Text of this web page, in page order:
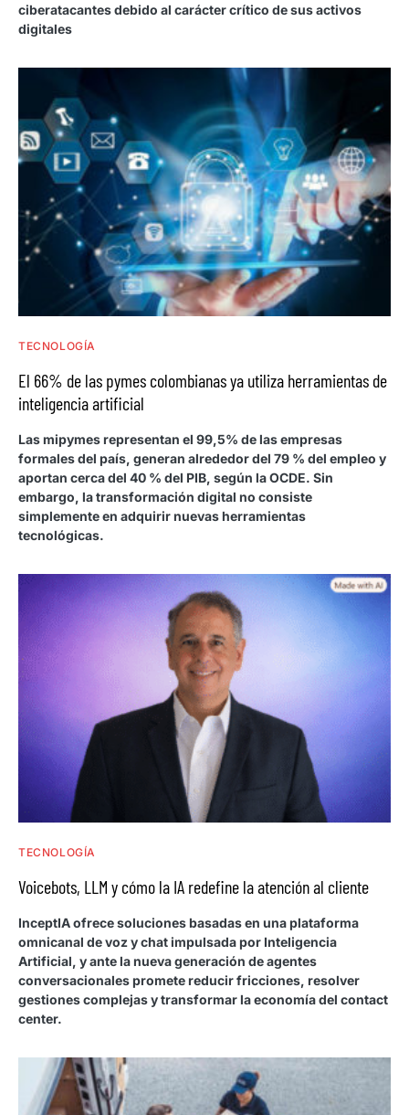
ciberatacantes debido al carácter crítico de sus activos
digitales
TECNOLOGÍA
El 66% de las pymes colombianas ya utiliza herramientas de
inteligencia artificial
Las mipymes representan el 99,5% de las empresas
formales del país, generan alrededor del 79 % del empleo y
aportan cerca del 40 % del PIB, según la OCDE. Sin
embargo, la transformación digital no consiste
simplemente en adquirir nuevas herramientas
tecnológicas.
TECNOLOGÍA
Voicebots, LLM y cómo la IA redefine la atención al cliente
InceptIA ofrece soluciones basadas en una plataforma
omnicanal de voz y chat impulsada por Inteligencia
Artificial, y ante la nueva generación de agentes
conversacionales promete reducir fricciones, resolver
gestiones complejas y transformar la economía del contact
center.